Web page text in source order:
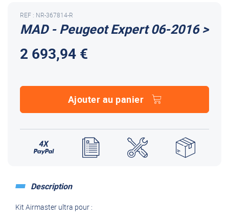
MAD - Peugeot Expert 06-2016 >
REF : NR-367814-R
2 693,94 €
Ajouter au panier
Description
Kit Airmaster ultra pour :